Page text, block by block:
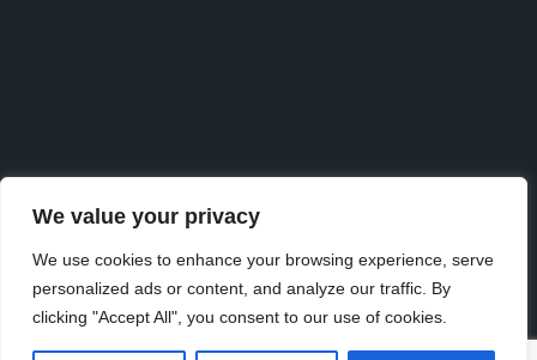
We value your privacy
We use cookies to enhance your browsing experience, serve
personalized ads or content, and analyze our traffic. By
clicking "Accept All", you consent to our use of cookies.
Publish atCalaméoor browsethe library.